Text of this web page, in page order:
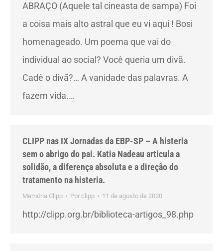
ABRAÇO (Aquele tal cineasta de sampa) Foi
a coisa mais alto astral que eu vi aqui ! Bosi
homenageado. Um poema que vai do
individual ao social? Você queria um divã.
Cadê o divã?… A vanidade das palavras. A
fazem vida.…
CLIPP nas IX Jornadas da EBP-SP – A histeria
sem o abrigo do pai. Katia Nadeau articula a
solidão, a diferença absoluta e a direção do
tratamento na histeria.
Memória Clipp Por clipp 11 de agosto de 2020
http://clipp.org.br/biblioteca-artigos_98.php